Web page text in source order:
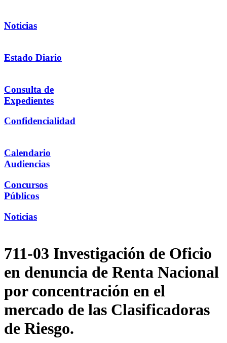
Noticias
Estado Diario
Consulta de
Expedientes
Confidencialidad
Calendario
Audiencias
Concursos
Públicos
Noticias
711-03 Investigación de Oficio
en denuncia de Renta Nacional
por concentración en el
mercado de las Clasificadoras
de Riesgo.